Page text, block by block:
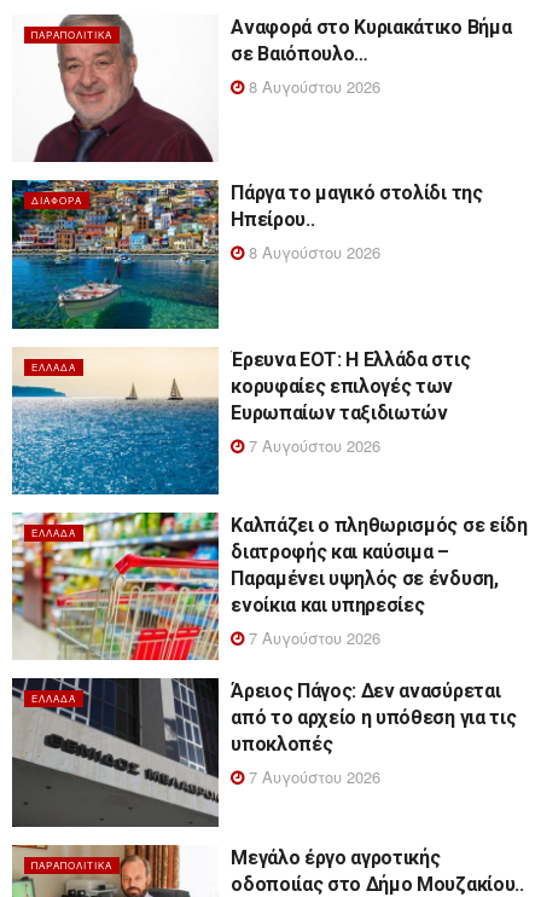
ΠΑΡΑΠΟΛΙΤΙΚΆ
Αναφορά στο Κυριακάτικο Βήμα
σε Βαιόπουλο…
8 Αυγούστου 2026
ΔΙΆΦΟΡΑ
Πάργα το μαγικό στολίδι της
Ηπείρου..
8 Αυγούστου 2026
ΕΛΛΆΔΑ
Έρευνα ΕΟΤ: Η Ελλάδα στις
κορυφαίες επιλογές των
Ευρωπαίων ταξιδιωτών
7 Αυγούστου 2026
ΕΛΛΆΔΑ
Καλπάζει ο πληθωρισμός σε είδη
διατροφής και καύσιμα –
Παραμένει υψηλός σε ένδυση,
ενοίκια και υπηρεσίες
7 Αυγούστου 2026
ΕΛΛΆΔΑ
Άρειος Πάγος: Δεν ανασύρεται
από το αρχείο η υπόθεση για τις
υποκλοπές
7 Αυγούστου 2026
ΠΑΡΑΠΟΛΙΤΙΚΆ
Μεγάλο έργο αγροτικής
οδοποιίας στο Δήμο Μουζακίου..